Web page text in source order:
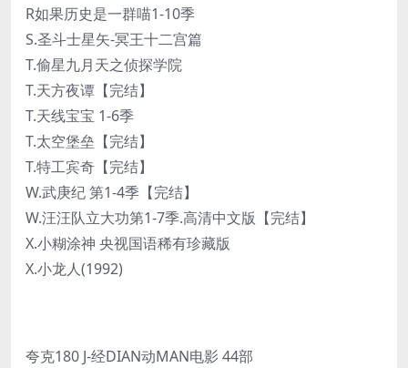
R如果历史是一群喵1-10季
S.圣斗士星矢-冥王十二宫篇
T.偷星九月天之侦探学院
T.天方夜谭【完结】
T.天线宝宝 1-6季
T.太空堡垒【完结】
T.特工宾奇【完结】
W.武庚纪 第1-4季【完结】
W.汪汪队立大功第1-7季.高清中文版【完结】
X.小糊涂神 央视国语稀有珍藏版
X.小龙人(1992)
夸克180 J-经DIAN动MAN电影 44部